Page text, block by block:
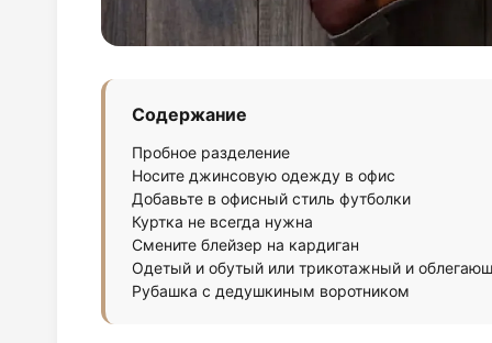
Содержание
Пробное разделение
Носите джинсовую одежду в офис
Добавьте в офисный стиль футболки
Куртка не всегда нужна
Смените блейзер на кардиган
Одетый и обутый или трикотажный и
Рубашка с дедушкиным воротником